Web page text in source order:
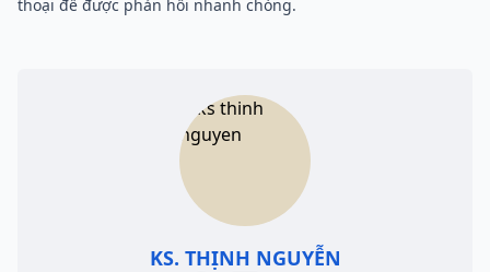
thoại để được phản hồi nhanh chóng.
KS. THỊNH NGUYỄN